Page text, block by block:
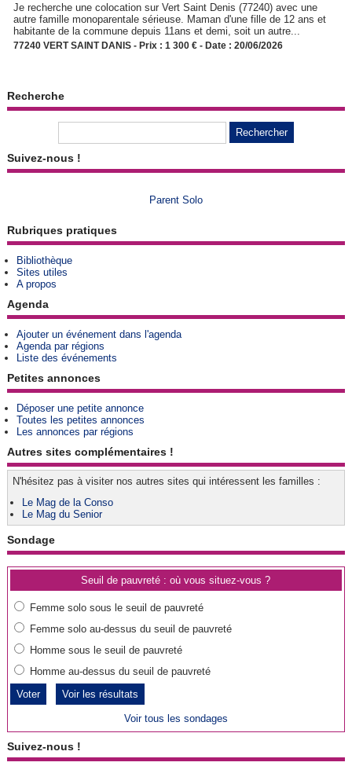
Je recherche une colocation sur Vert Saint Denis (77240) avec une
autre famille monoparentale sérieuse. Maman d'une fille de 12 ans et
habitante de la commune depuis 11ans et demi, soit un autre...
77240 VERT SAINT DANIS - Prix : 1 300 € - Date : 20/06/2026
Recherche
Suivez-nous !
Parent Solo
Rubriques pratiques
Bibliothèque
Sites utiles
A propos
Agenda
Ajouter un événement dans l'agenda
Agenda par régions
Liste des événements
Petites annonces
Déposer une petite annonce
Toutes les petites annonces
Les annonces par régions
Autres sites complémentaires !
N'hésitez pas à visiter nos autres sites qui intéressent les familles :
Le Mag de la Conso
Le Mag du Senior
Sondage
Seuil de pauvreté : où vous situez-vous ?
Femme solo sous le seuil de pauvreté
Femme solo au-dessus du seuil de pauvreté
Homme sous le seuil de pauvreté
Homme au-dessus du seuil de pauvreté
Voir les résultats
Voir tous les sondages
Suivez-nous !